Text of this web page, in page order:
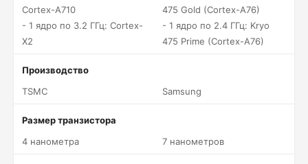
Cortex-A710
- 1 ядро по 3.2 ГГц: Cortex-
X2
475 Gold (Cortex-A76)
- 1 ядро по 2.4 ГГц: Kryo
475 Prime (Cortex-A76)
Производство
TSMC
Samsung
Размер транзистора
4 нанометра
7 нанометров